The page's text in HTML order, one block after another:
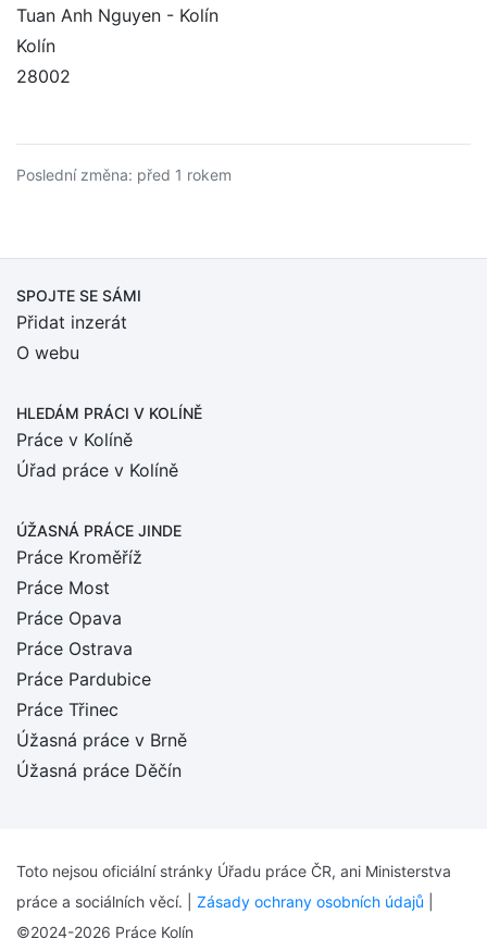
Tuan Anh Nguyen - Kolín
Kolín
28002
Poslední změna: před 1 rokem
SPOJTE SE SÁMI
Přidat inzerát
O webu
HLEDÁM PRÁCI V KOLÍNĚ
Práce v Kolíně
Úřad práce v Kolíně
ÚŽASNÁ PRÁCE JINDE
Práce Kroměříž
Práce Most
Práce Opava
Práce Ostrava
Práce Pardubice
Práce Třinec
Úžasná práce v Brně
Úžasná práce Děčín
Toto nejsou oficiální stránky Úřadu práce ČR, ani Ministerstva
práce a sociálních věcí. | Zásady ochrany osobních údajů
©2024-2026 Práce Kolín